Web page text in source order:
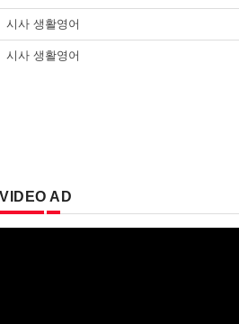
시사 생활영어
시사 생활영어
VIDEO AD